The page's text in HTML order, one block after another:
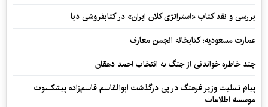
بررسی و نقد کتاب «استراتژی کلان ایران» در کتابفروشی دبا
عمارت مسعودیه؛ کتابخانه انجمن معارف
چند خاطره خواندنی از جنگ به انتخاب احمد دهقان
پیام تسلیت وزیر فرهنگ در پی درگذشت ابوالقاسم قاسم‌زاده پیشکسوت
موسسه اطلاعات